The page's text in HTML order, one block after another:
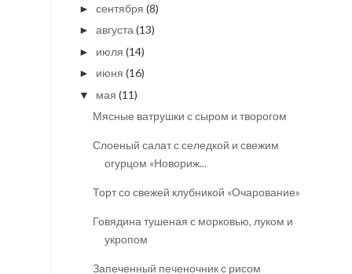
► сентября (8)
► августа (13)
► июля (14)
► июня (16)
▼ мая (11)
Мясные ватрушки с сыром и творогом
Слоеный салат с селедкой и свежим
огурцом «Новориж...
Торт со свежей клубникой «Очарование»
Говядина тушеная с морковью, луком и
укропом
Запеченный печеночник с рисом